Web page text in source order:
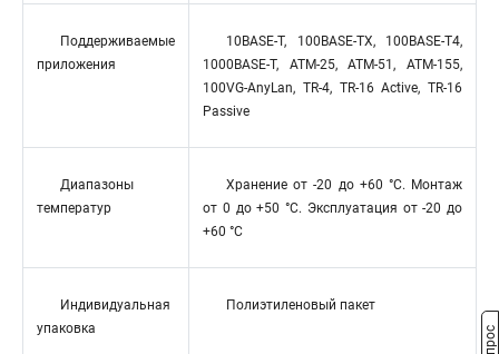
Поддерживаемые
приложения
10BASE-T, 100BASE-TX, 100BASE-T4,
1000BASE-T, ATM-25, ATM-51, ATM-155,
100VG-AnyLan, TR-4, TR-16 Active, TR-16
Passive
Диапазоны
температур
Хранение от -20 до +60 °C. Монтаж
от 0 до +50 °C. Эксплуатация от -20 до
+60 °C
Индивидуальная
упаковка
Полиэтиленовый пакет